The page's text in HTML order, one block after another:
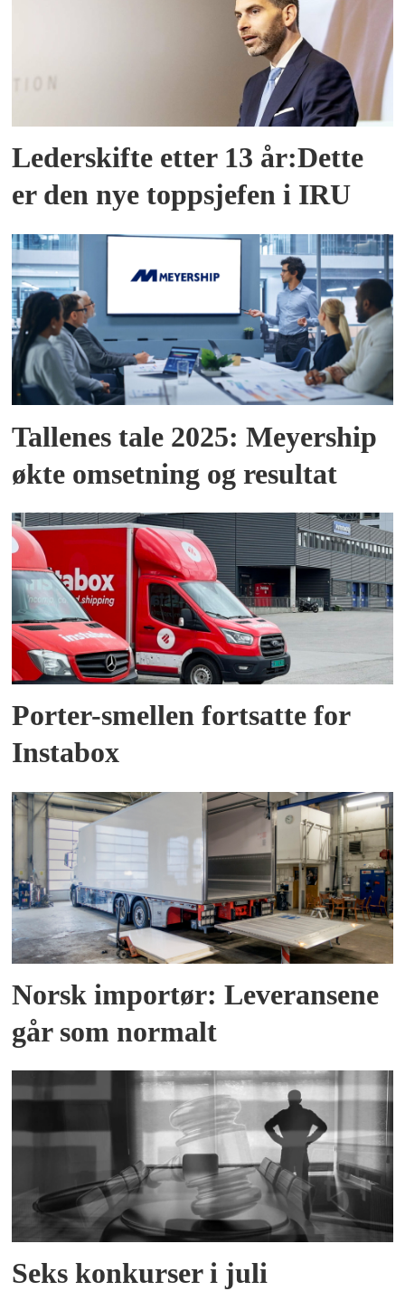
Lederskifte etter 13 år:Dette
er den nye toppsjefen i IRU
Tallenes tale 2025: Meyership
økte omsetning og resultat
Porter-smellen fortsatte for
Instabox
Norsk importør: Leveransene
går som normalt
Seks konkurser i juli